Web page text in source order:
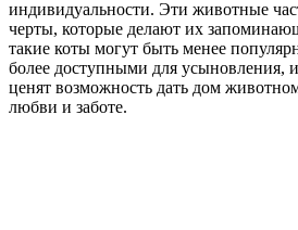
индивидуальности. Эти животные
черты, которые делают их
такие коты могут быть менее
более доступными для усыновления,
ценят возможность дать дом
любви и заботе.